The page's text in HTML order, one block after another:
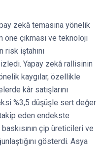
zekâ temasına yönelik
çıkması ve teknoloji
risk iştahını
Yapay zekâ rallisinin
kaygılar, özellikle
kâr satışlarını
%3,5 düşüşle sert değer
eden endekste
baskısının çip üreticileri ve
gösterdi. Asya